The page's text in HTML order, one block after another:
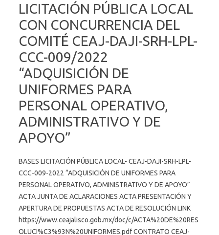
LICITACIÓN PÚBLICA LOCAL
CON CONCURRENCIA DEL
COMITÉ CEAJ-DAJI-SRH-LPL-
CCC-009/2022
“ADQUISICIÓN DE
UNIFORMES PARA
PERSONAL OPERATIVO,
ADMINISTRATIVO Y DE
APOYO”
BASES LICITACIÓN PÚBLICA LOCAL- CEAJ-DAJI-SRH-LPL-
CCC-009-2022 “ADQUISICIÓN DE UNIFORMES PARA
PERSONAL OPERATIVO, ADMINISTRATIVO Y DE APOYO”
ACTA JUNTA DE ACLARACIONES ACTA PRESENTACIÓN Y
APERTURA DE PROPUESTAS ACTA DE RESOLUCIÓN LINK
https://www.ceajalisco.gob.mx/doc/c/ACTA%20DE%20RES
OLUCI%C3%93N%20UNIFORMES.pdf CONTRATO CEAJ-